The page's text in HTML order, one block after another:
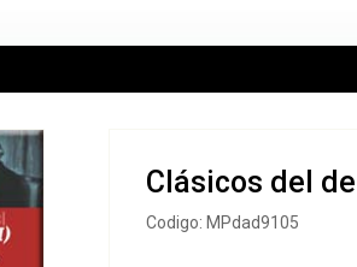
Clásicos del
Codigo: MPdad9105